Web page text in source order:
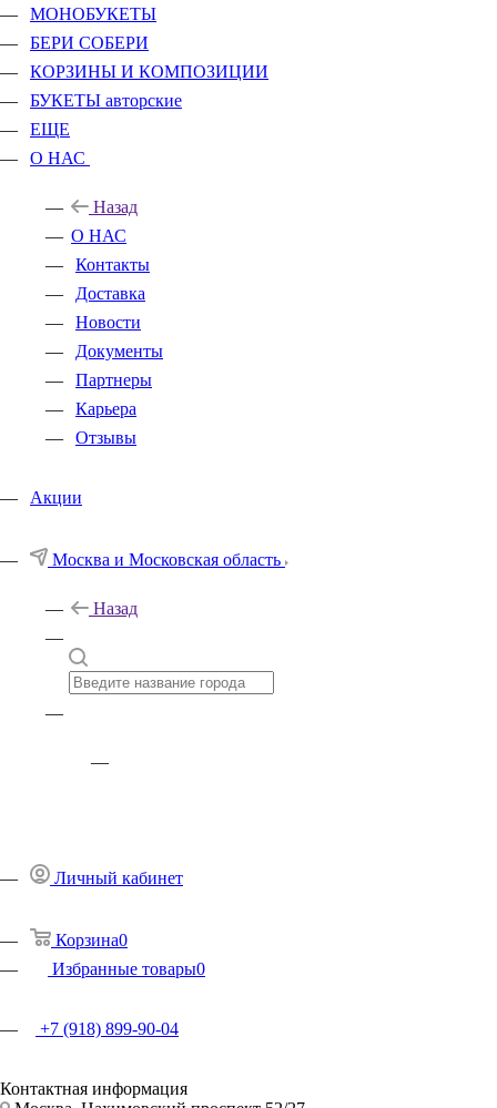
МОНОБУКЕТЫ
БЕРИ СОБЕРИ
КОРЗИНЫ И КОМПОЗИЦИИ
БУКЕТЫ авторские
ЕЩЕ
О НАС
Назад
О НАС
Контакты
Доставка
Новости
Документы
Партнеры
Карьера
Отзывы
Акции
Москва и Московская область
Назад
Личный кабинет
Корзина0
Избранные товары0
+7 (918) 899-90-04
Контактная информация